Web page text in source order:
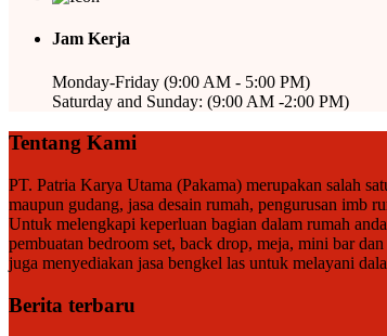
Jam Kerja
Monday-Friday (9:00 AM - 5:00 PM)
Saturday and Sunday: (9:00 AM -2:00 PM)
Tentang Kami
PT. Patria Karya Utama (Pakama) merupakan salah
maupun gudang, jasa desain rumah, pengurusan imb
Untuk melengkapi keperluan bagian dalam rumah
pembuatan bedroom set, back drop, meja, mini bar
juga menyediakan jasa bengkel las untuk melayani
Berita terbaru